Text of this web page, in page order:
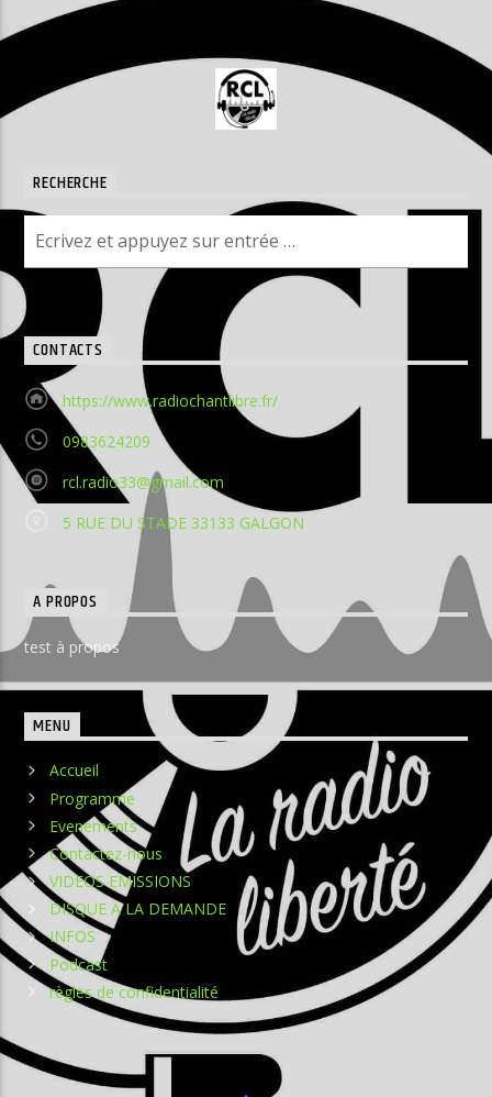
RECHERCHE
CONTACTS
https://www.radiochantlibre.fr/
0983624209
rcl.radio33@gmail.com
5 RUE DU STADE 33133 GALGON
A PROPOS
test à propos
MENU
Accueil
Programme
Evenements
Contactez-nous
VIDEOS EMISSIONS
DISQUE A LA DEMANDE
INFOS
Podcast
règles de confidentialité